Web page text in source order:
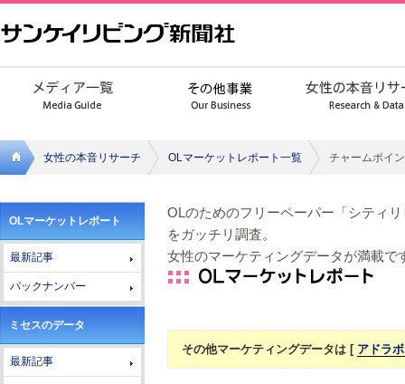
イリビ
ング新
女性の本音リサーチ OLマーケットレポート一覧 チャームポイ
OLマーケットレポート
最新記事
バックナンバー
ミセスのデータ
最新記事
OLのためのフリーペーパー「シティ
をガッチリ調査。
女性のマーケティングデータが満載で
その他マーケティングデータは [ アドラ